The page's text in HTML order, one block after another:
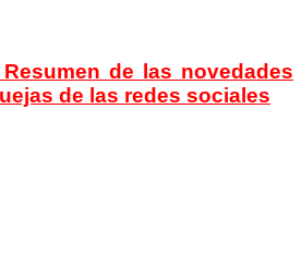
de las novedades
de las redes sociales